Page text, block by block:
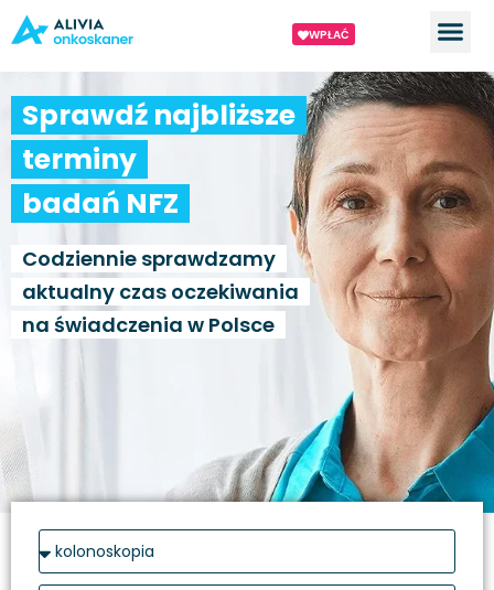
WPŁAĆ
Sprawdź najbliższe
terminy
badań NFZ
Codziennie sprawdzamy
aktualny czas oczekiwania
na świadczenia w Polsce